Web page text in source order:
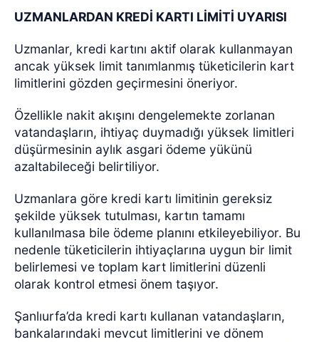
UZMANLARDAN KREDİ KARTI LİMİTİ UYARISI
Uzmanlar, kredi kartını aktif olarak kullanmayan
ancak yüksek limit tanımlanmış tüketicilerin kart
limitlerini gözden geçirmesini öneriyor.
Özellikle nakit akışını dengelemekte zorlanan
vatandaşların, ihtiyaç duymadığı yüksek limitleri
düşürmesinin aylık asgari ödeme yükünü
azaltabileceği belirtiliyor.
Uzmanlara göre kredi kartı limitinin gereksiz
şekilde yüksek tutulması, kartın tamamı
kullanılmasa bile ödeme planını etkileyebiliyor. Bu
nedenle tüketicilerin ihtiyaçlarına uygun bir limit
belirlemesi ve toplam kart limitlerini düzenli
olarak kontrol etmesi önem taşıyor.
Şanlıurfa’da kredi kartı kullanan vatandaşların,
bankalarındaki mevcut limitlerini ve dönem